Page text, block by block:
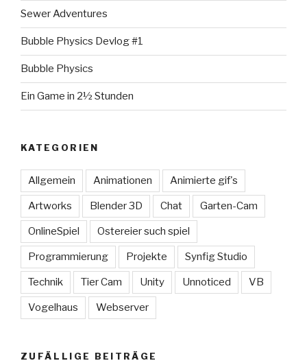
Sewer Adventures
Bubble Physics Devlog #1
Bubble Physics
Ein Game in 2½ Stunden
KATEGORIEN
Allgemein Animationen Animierte gif's
Artworks Blender 3D Chat Garten-Cam
OnlineSpiel Ostereier such spiel
Programmierung Projekte Synfig Studio
Technik Tier Cam Unity Unnoticed VB
Vogelhaus Webserver
ZUFÄLLIGE BEITRÄGE